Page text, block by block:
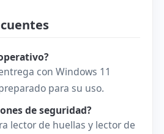
con Windows 11
para su uso.
de seguridad?
lector de huellas y lector de